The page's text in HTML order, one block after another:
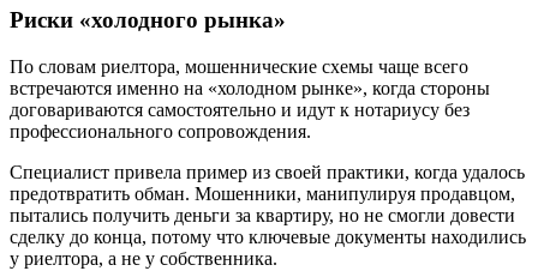
Риски «холодного рынка»
По словам риелтора, мошеннические схемы чаще всего
встречаются именно на «холодном рынке», когда стороны
договариваются самостоятельно и идут к нотариусу без
профессионального сопровождения.
Специалист привела пример из своей практики, когда удалось
предотвратить обман. Мошенники, манипулируя продавцом,
пытались получить деньги за квартиру, но не смогли довести
сделку до конца, потому что ключевые документы находились
у риелтора, а не у собственника.